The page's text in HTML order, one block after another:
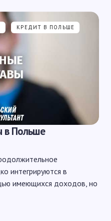
КРЕДИТ В ПОЛЬШЕ
в Польше
интегрируются в
имеющихся доходов, но